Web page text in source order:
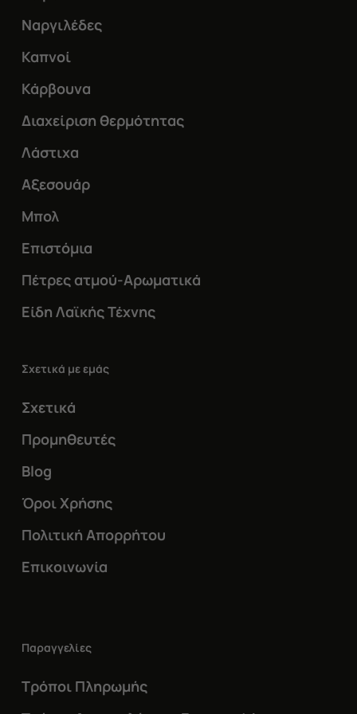
Ναργιλέδες
Καπνοί
Κάρβουνα
Διαχείριση θερμότητας
Λάστιχα
Αξεσουάρ
Μπολ
Επιστόμια
Πέτρες ατμού-Αρωματικά
Είδη Λαϊκής Τέχνης
Σχετικά με εμάς
Σχετικά
Προμηθευτές
Blog
Όροι Χρήσης
Πολιτική Απορρήτου
Επικοινωνία
Παραγγελίες
Τρόποι Πληρωμής